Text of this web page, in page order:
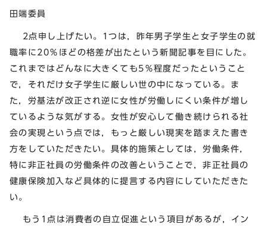
田端委員
2点申し上げたい。1つは，昨年男子学生と女子学生の就
職率に20％ほどの格差が出たという新聞記事を目にした。
これまではどんなに大きくても5％程度だったということ
で，それだけ女子学生に厳しい世の中になっている。ま
た，労基法が改正され逆に女性が労働しにくい条件が増し
ているような気がする。女性が安心して働き続けられる社
会の実現という点では，もっと厳しい現実を踏まえた書き
方をしていただきたい。具体的施策としては，労働条件，
特に非正社員の労働条件の改善ということで，非正社員の
健康保険加入など具体的に提言する内容にしていただきた
い。
もう1点は消費者の自立促進という項目があるが，イン